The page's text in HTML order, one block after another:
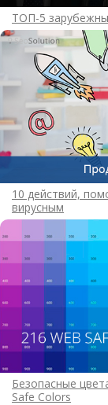
ТОП-5
10 действий,
вирусным
Безопасные
Safe Colors